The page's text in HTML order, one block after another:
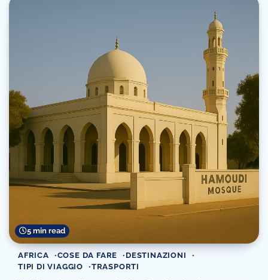
5 min read
AFRICA COSE DA FARE
DESTINAZIONI
TIPI DI VIAGGIO
TRASPORTI